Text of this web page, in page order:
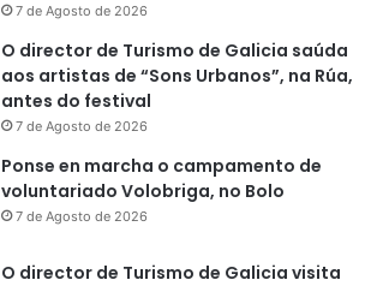
7 de Agosto de 2026
O director de Turismo de Galicia saúda
aos artistas de “Sons Urbanos”, na Rúa,
antes do festival
7 de Agosto de 2026
Ponse en marcha o campamento de
voluntariado Volobriga, no Bolo
7 de Agosto de 2026
O director de Turismo de Galicia visita